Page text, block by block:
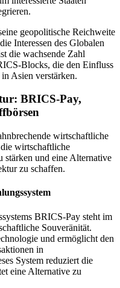
geopolitische Reichweite
Interessen des Globalen
die wachsende Zahl
Blocks, die den Einfluss
Asien verstärken.
BRICS-Pay,
wirtschaftliche
wirtschaftliche
stärken und eine Alternative
zu schaffen.
BRICS-Pay steht im
Souveränität.
und ermöglicht den
in
System reduziert die
eine Alternative zu